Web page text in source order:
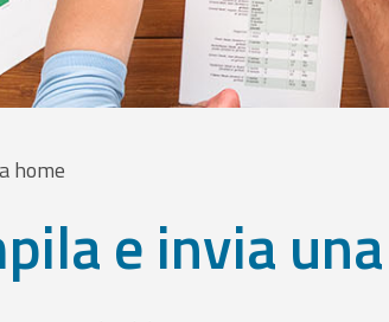
home
e invia